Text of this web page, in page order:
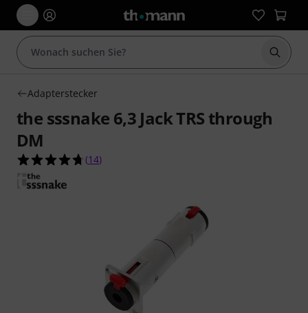
Suche
Adapterstecker
the sssnake 6,3 Jack TRS through
DM
4.7 von 5 Sternen aus 14 Kundenbewertungen
(14)